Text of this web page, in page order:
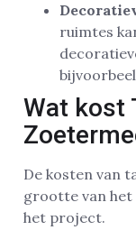
ruimtes
Wat kost
De kosten van
grootte van het
het project.